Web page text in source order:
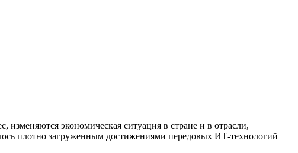
изменяются экономическая ситуация в стране и в отрасли,
плотно загруженным достижениями передовых ИТ-технологий